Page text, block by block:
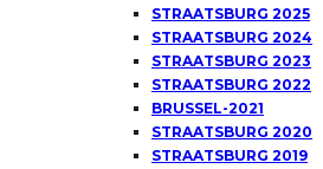
STRAATSBURG 2025
STRAATSBURG 2024
STRAATSBURG 2023
STRAATSBURG 2022
BRUSSEL-2021
STRAATSBURG 2020
STRAATSBURG 2019